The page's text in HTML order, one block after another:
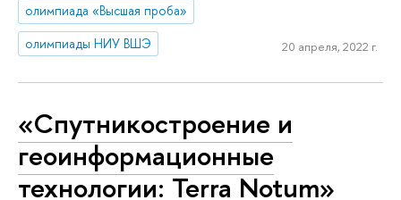
олимпиада «Высшая проба»
олимпиады НИУ ВШЭ
20 апреля, 2022 г.
«Спутникостроение и
геоинформационные
технологии: Terra Notum»